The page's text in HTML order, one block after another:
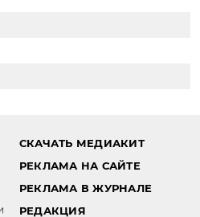
ОТКРЫТ!